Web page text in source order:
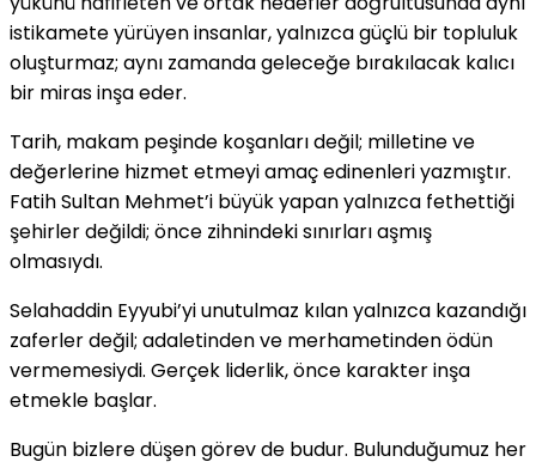
istikamete yürüyen insanlar, yalnızca güçlü bir topluluk
oluşturmaz; aynı zamanda geleceğe bırakılacak kalıcı
bir miras inşa eder.
Tarih, makam peşinde koşanları değil; milletine ve
değerlerine hizmet etmeyi amaç edinenleri yazmıştır.
Fatih Sultan Mehmet’i büyük yapan yalnızca fethettiği
şehirler değildi; önce zihnindeki sınırları aşmış
olmasıydı.
Selahaddin Eyyubi’yi unutulmaz kılan yalnızca kazandığı
zaferler değil; adaletinden ve merhametinden ödün
vermemesiydi. Gerçek liderlik, önce karakter inşa
etmekle başlar.
Bugün bizlere düşen görev de budur. Bulunduğumuz her